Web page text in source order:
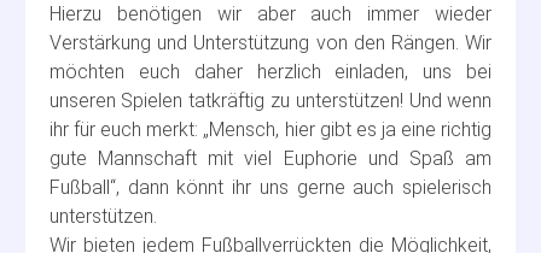
Hierzu benötigen wir aber auch immer wieder
Verstärkung und Unterstützung von den Rängen. Wir
möchten euch daher herzlich einladen, uns bei
unseren Spielen tatkräftig zu unterstützen! Und wenn
ihr für euch merkt: „Mensch, hier gibt es ja eine richtig
gute Mannschaft mit viel Euphorie und Spaß am
Fußball“, dann könnt ihr uns gerne auch spielerisch
unterstützen.
Wir bieten jedem Fußballverrückten die Möglichkeit,